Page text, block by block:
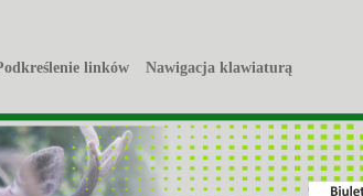
linków Nawigacja klawiaturą